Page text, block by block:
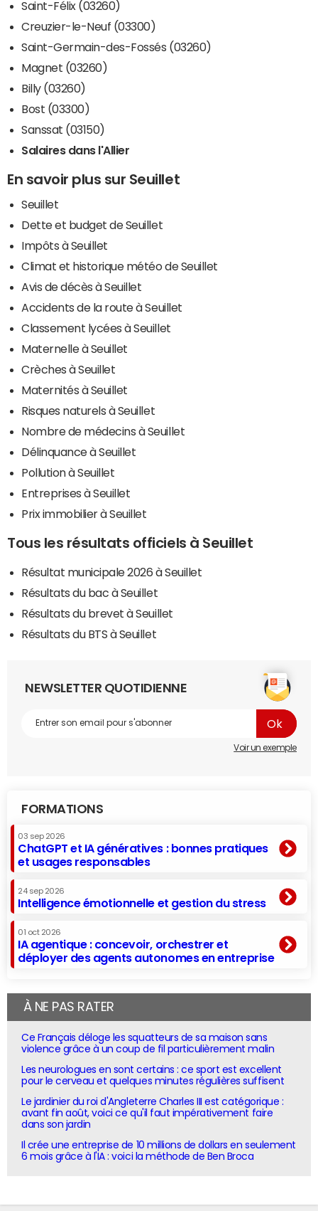
Saint-Félix (03260)
Creuzier-le-Neuf (03300)
Saint-Germain-des-Fossés (03260)
Magnet (03260)
Billy (03260)
Bost (03300)
Sanssat (03150)
Salaires dans l'Allier
En savoir plus sur Seuillet
Seuillet
Dette et budget de Seuillet
Impôts à Seuillet
Climat et historique météo de Seuillet
Avis de décès à Seuillet
Accidents de la route à Seuillet
Classement lycées à Seuillet
Maternelle à Seuillet
Crèches à Seuillet
Maternités à Seuillet
Risques naturels à Seuillet
Nombre de médecins à Seuillet
Délinquance à Seuillet
Pollution à Seuillet
Entreprises à Seuillet
Prix immobilier à Seuillet
Tous les résultats officiels à Seuillet
Résultat municipale 2026 à Seuillet
Résultats du bac à Seuillet
Résultats du brevet à Seuillet
Résultats du BTS à Seuillet
NEWSLETTER QUOTIDIENNE
Voir un exemple
FORMATIONS
03 sep 2026
ChatGPT et IA génératives : bonnes pratiques
et usages responsables
24 sep 2026
Intelligence émotionnelle et gestion du stress
01 oct 2026
IA agentique : concevoir, orchestrer et
déployer des agents autonomes en entreprise
À NE PAS RATER
Ce Français déloge les squatteurs de sa maison sans
violence grâce à un coup de fil particulièrement malin
Les neurologues en sont certains : ce sport est excellent
pour le cerveau et quelques minutes régulières suffisent
Le jardinier du roi d'Angleterre Charles III est catégorique :
avant fin août, voici ce qu'il faut impérativement faire
dans son jardin
Il crée une entreprise de 10 millions de dollars en seulement
6 mois grâce à l'IA : voici la méthode de Ben Broca